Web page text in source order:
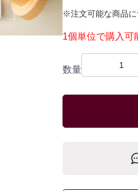
※注文可能な商品に
1個単位で購入可
数量